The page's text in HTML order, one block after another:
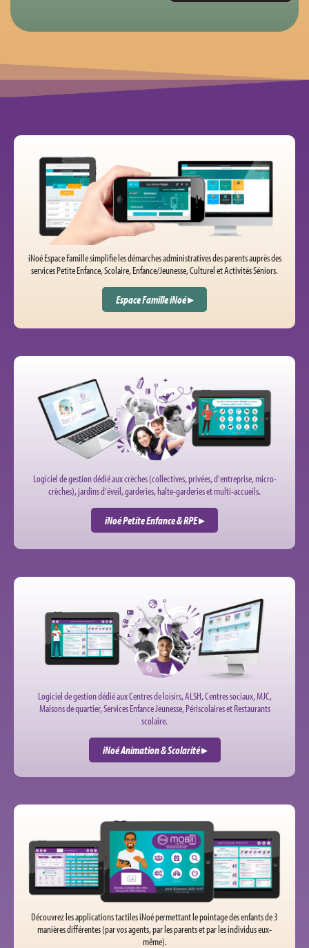
iNoé Espace Famille simplifie les démarches administratives des parents auprès des
services Petite Enfance, Scolaire, Enfance/Jeunesse, Culturel et Activités Séniors.
Espace Famille iNoé▸
Portail Famille
Logiciel de gestion dédié aux crèches (collectives, privées, d'entreprise, micro-
crèches), jardins d'éveil, garderies, halte-garderies et multi-accueils.
iNoé Petite Enfance & RPE▸
Accueils de 0 à 6 ans
Logiciel de gestion dédié aux Centres de loisirs, ALSH, Centres sociaux, MJC,
Maisons de quartier, Services Enfance Jeunesse, Périscolaires et Restaurants
scolaire.
iNoé Animation & Scolarité▸
Accueils de 3 à 99 ans
Découvrez les applications tactiles iNoé permettant le pointage des enfants de 3
manières différentes (par vos agents, par les parents et par les individus eux-
même).